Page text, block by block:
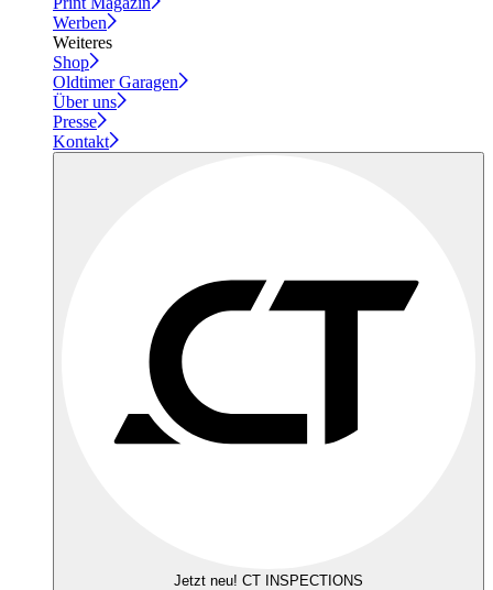
Werben
Weiteres
Shop
Oldtimer Garagen
Über uns
Presse
Kontakt
Jetzt neu! CT INSPECTIONS